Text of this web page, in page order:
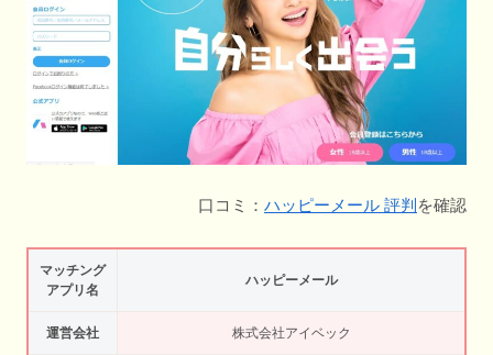
口コミ： ハッピーメール 評判 を確認
マッチング
アプリ名
ハッピーメール
運営会社 株式会社アイベック